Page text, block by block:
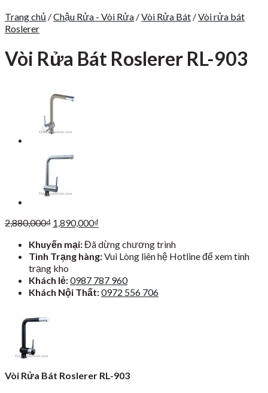
Trang chủ /Chậu Rửa - Vòi Rửa /Vòi Rửa Bát /Vòi rửa bát
Roslerer
Vòi Rửa Bát Roslerer RL-903
2,880,000₫ Giá
là:
2,880,000₫.
1,890,000₫
tại
là:
Khuyến mại:Đã dừng chương trình
Tình Trạng hàng:Vui Lòng liên hệ Hotline để xem tình
trạng kho
Khách lẻ:0987 787 960
Khách Nội Thất:0972 556 706
Vòi Rửa Bát Roslerer RL-903